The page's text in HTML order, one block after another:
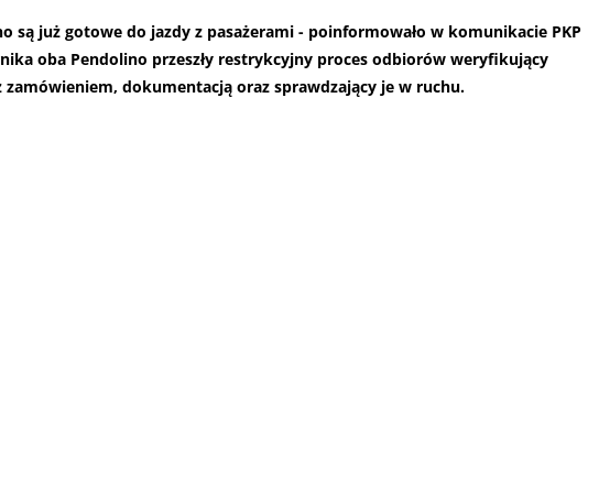
są już gotowe do jazdy z pasażerami - poinformowało w komunikacie PKP
oba Pendolino przeszły restrykcyjny proces odbiorów weryfikujący
zamówieniem, dokumentacją oraz sprawdzający je w ruchu.